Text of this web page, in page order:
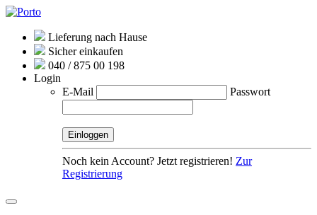
Lieferung nach Hause
Sicher einkaufen
040 / 875 00 198
Login
E-Mail
Passwort
Noch kein Account? Jetzt registrieren! Zur
Registrierung